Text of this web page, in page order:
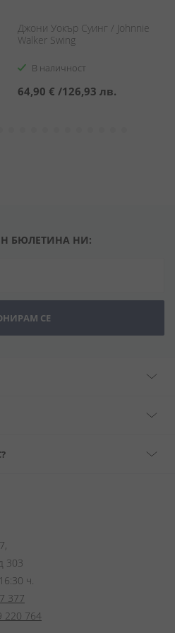
Джони Уокър Суинг / Johnnie
Walker Swing
В наличност
64,90 € /126,93 лв.
БЮЛЕТИНА НИ:
СЕ
303
ч.
377
220 764